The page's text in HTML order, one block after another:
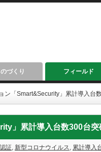
のづくり フィールド
ン「Smart&Security」累計導入台
」累計導入台数300台突
証, 新型コロナウイルス, 累計導入